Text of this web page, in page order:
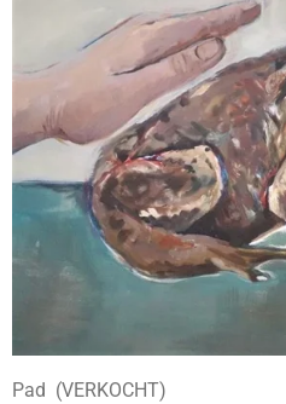
Pad (VERKOCHT)